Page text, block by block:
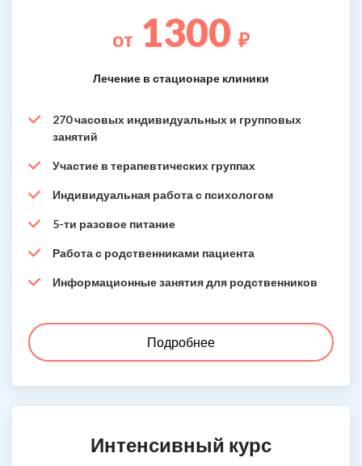
от 1300 ₽
Лечение в стационаре клиники
270 часовых индивидуальных и групповых
занятий
Участие в терапевтических группах
Индивидуальная работа с психологом
5-ти разовое питание
Работа с родственниками пациента
Информационные занятия для родственников
Подробнее
Интенсивный курс